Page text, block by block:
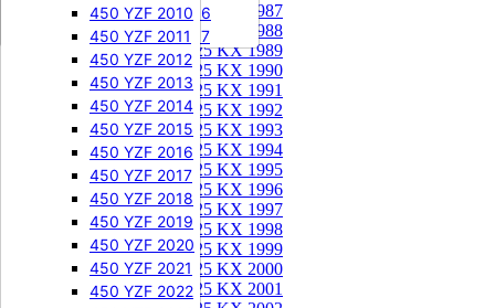
525 EXC-F 2006
525 EXC-F 2007
450 YZF 2010
450 YZF 2011
450 YZF 2012
450 YZF 2013
450 YZF 2014
450 YZF 2015
450 YZF 2016
450 YZF 2017
450 YZF 2018
450 YZF 2019
450 YZF 2020
450 YZF 2021
450 YZF 2022
125 KX 1987
125 KX 1988
125 KX 1989
125 KX 1990
125 KX 1991
125 KX 1992
125 KX 1993
125 KX 1994
125 KX 1995
125 KX 1996
125 KX 1997
125 KX 1998
125 KX 1999
125 KX 2000
125 KX 2001